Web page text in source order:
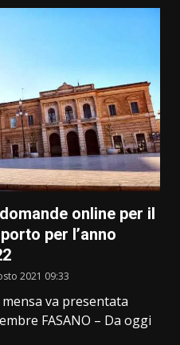
online per il
per l’anno
2021 09:33
va presentata
FASANO – Da oggi